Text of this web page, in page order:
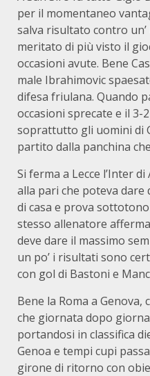
per il momentaneo
salva risultato contro
meritato di più visto il
occasioni avute. Bene
male Ibrahimovic
difesa friulana. Quando
occasioni sprecate e il 3-
soprattutto gli uomini di
partito dalla panchina
Si ferma a Lecce l’Inter
alla pari che poteva dare
di casa e prova
stesso allenatore
deve dare il massimo
un po’ i risultati sono
con gol di Bastoni e
Bene la Roma a Genova,
che giornata dopo
portandosi in classifica
Genoa e tempi cupi
girone di ritorno con